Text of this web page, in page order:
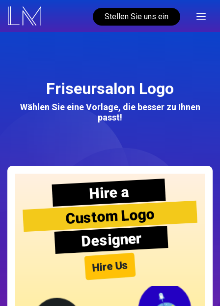
Stellen Sie uns ein
Friseursalon Logo
Wählen Sie eine Vorlage, die besser zu Ihnen
passt!
Hire a
Custom Logo
Designer
Hire Us